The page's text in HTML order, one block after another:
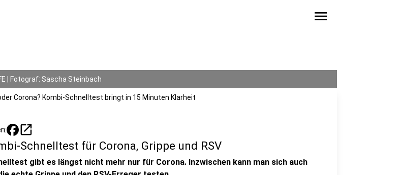
menu
| Fotograf: Sascha Steinbach
Corona? Kombi-Schnelltest bringt in 15 Minuten Klarheit
open_in_new
Schnelltest für Corona, Grippe und RSV
gibt es längst nicht mehr nur für Corona. Inzwischen kann man sich auch